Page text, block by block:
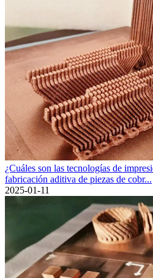
¿Cuáles son las tecnologías de
fabricación aditiva de piezas de cobr...
2025-01-11